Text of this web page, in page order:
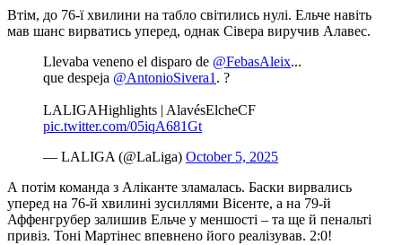
Втім, до 76-ї хвилини на табло світились нулі. Ельче навіть
мав шанс вирватись уперед, однак Сівера виручив Алавес.
Llevaba veneno el disparo de @FebasAleix...
que despeja @AntonioSivera1. ?
LALIGAHighlights | AlavésElcheCF
pic.twitter.com/05iqA681Gt
— LALIGA (@LaLiga) October 5, 2025
А потім команда з Аліканте зламалась. Баски вирвались
уперед на 76-й хвилині зусиллями Вісенте, а на 79-й
Аффенгрубер залишив Ельче у меншості – та ще й пенальті
привіз. Тоні Мартінес впевнено його реалізував. 2:0!